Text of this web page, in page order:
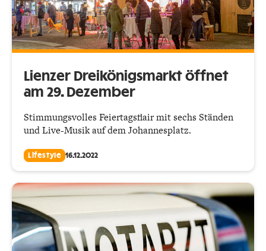
Lienzer Dreikönigsmarkt öffnet
am 29. Dezember
Stimmungsvolles Feiertagsflair mit sechs Ständen
und Live-Musik auf dem Johannesplatz.
Lifestyle 16.12.2022